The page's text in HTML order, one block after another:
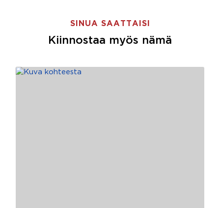
SINUA SAATTAISI
Kiinnostaa myös nämä